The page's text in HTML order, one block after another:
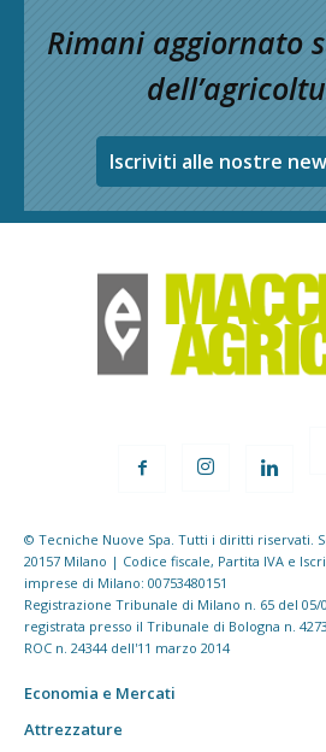
Rimani aggiornato
Iscriviti alle nostre
© Tecniche Nuove Spa. Tutti i diritti riservati.
20157 Milano | Codice fiscale, Partita IVA e
imprese di Milano: 00753480151
Registrazione Tribunale di Milano n. 65 del
registrata presso il Tribunale di Bologna n.
ROC n. 24344 dell'11 marzo 2014
Economia e Mercati
Attrezzature